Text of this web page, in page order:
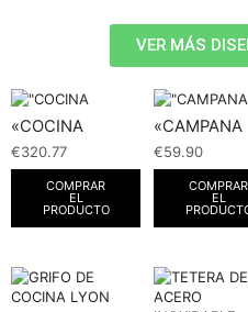
VER MÁS
«COCINA
€320.77
COMPRAR
EL
PRODUCTO
«CAMPANA
€59.90
COMPRAR
EL